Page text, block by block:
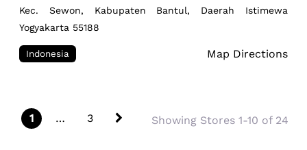
Kec. Sewon, Kabupaten Bantul, Daerah Istimewa
Yogyakarta 55188
Indonesia Map Directions
Posts navigation
1 … 3 Older postsShowing Stores 1-10 of 24